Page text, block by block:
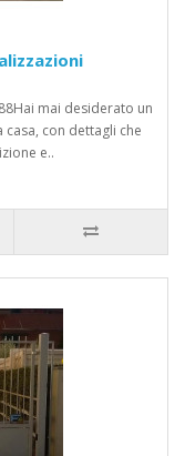
mai desiderato un
con dettagli che
e..